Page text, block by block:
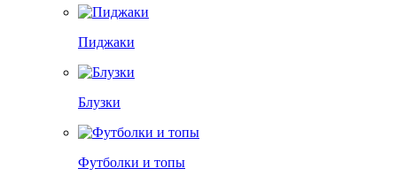
Пиджаки
Блузки
Футболки и топы